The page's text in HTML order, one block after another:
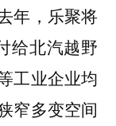
年，乐聚将
给北汽越野
工业企业均
窄多变空间